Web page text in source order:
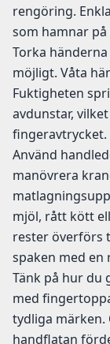
rengöring.
som hamnar
Torka
möjligt. Våta
Fuktigheten
avdunstar,
fingeravtrycket.
Använd
manövrera
mjöl, rått kött
rester överförs
spaken med en
Tänk på hur du
med
tydliga märken.
handflatan